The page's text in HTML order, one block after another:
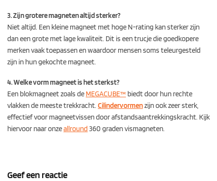
3. Zijn grotere magneten altijd sterker?
Niet altijd. Een kleine magneet met hoge N-rating kan sterker zijn
dan een grote met lage kwaliteit. Dit is een trucje die goedkopere
merken vaak toepassen en waardoor mensen soms teleurgesteld
zijn in hun gekochte magneet.
4. Welke vorm magneet is het sterkst?
Een blokmagneet zoals de MEGACUBE™ biedt door hun rechte
vlakken de meeste trekkracht. Cilindervormenzijn ook zeer sterk,
effectief voor magneetvissen door afstandsaantrekkingskracht. Kijk
hiervoor naar onzeallround360 graden vismagneten.
Geef een reactie